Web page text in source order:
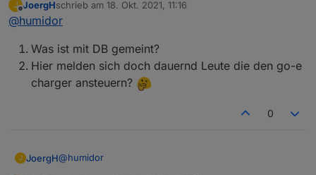
(wäre schöne wenn sich wer meldet würde, der es
dh ich werde mir vor. den go-e holen und dann am
J
Offline
JoergHschrieb am 18. Okt. 2021, 11:16
zuletzt editiert von
@humidor
Was ist mit DB gemeint?
Hier melden sich doch dauernd Leute die den go-e
charger ansteuern?
0
J JoergH@humidor